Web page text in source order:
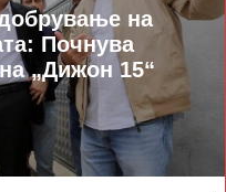
на
Почнува
„Дижон 15“